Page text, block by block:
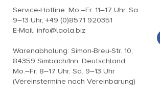
Service-Hotline: Mo.–Fr. 11–17 Uhr, Sa.
9–13 Uhr, +49 (0)8571 920351
E-Mail: info@laola.biz
Warenabholung: Simon-Breu-Str. 10,
84359 Simbach/Inn, Deutschland
Mo.–Fr. 8–17 Uhr, Sa. 9–13 Uhr
(Vereinstermine nach Vereinbarung)